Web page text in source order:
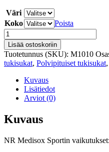
Väri
Koko
Poista
Medisox
Prolene
kompressiosukka
määrä
Lisää ostoskoriin
Tuotetunnus (SKU): M1010
tukisukat, Polvipituiset tukisukat,
Kuvaus
Lisätiedot
Arviot (0)
Kuvaus
NR Medisox Sportin vaikutukset: